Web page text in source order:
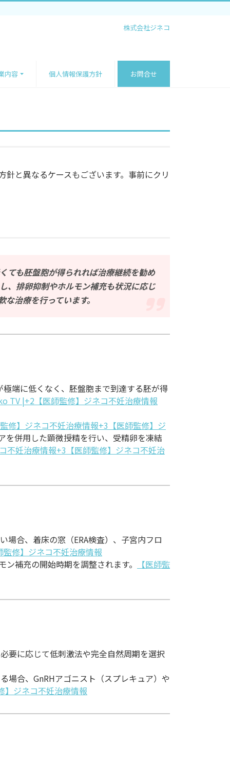
株式会社ジネコ
内容 個人情報保護方針 お問合せ
と異なるケースもございます。事前にクリ
ても胚盤胞が得られれば治療継続を勧め
、排卵抑制やホルモン補充も状況に応じ
治療を行っています。
端に低くなく、胚盤胞まで到達する胚が得
TV |+2【医師監修】ジネコ不妊治療情報
修】ジネコ不妊治療情報+3【医師監修】ジ
を併用した顕微授精を行い、受精卵を凍結
不妊治療情報+3【医師監修】ジネコ不妊治
場合、着床の窓（ERA検査）、子宮内フロ
監修】ジネコ不妊治療情報
補充の開始時期を調整されます。
【医師監
要に応じて低刺激法や完全自然周期を選択
場合、GnRHアゴニスト（スプレキュア）や
】ジネコ不妊治療情報